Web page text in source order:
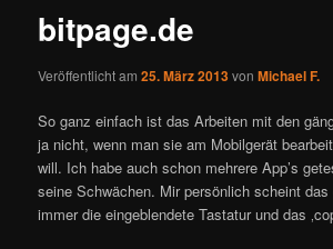
bitpage.de
Veröffentlicht am25. März 2013vonMichael F.
So ganz einfach ist das Arbeiten mit den
ja nicht, wenn man sie am Mobilgerät
will. Ich habe auch schon mehrere App’s
seine Schwächen. Mir persönlich scheint
immer die eingeblendete Tastatur und das